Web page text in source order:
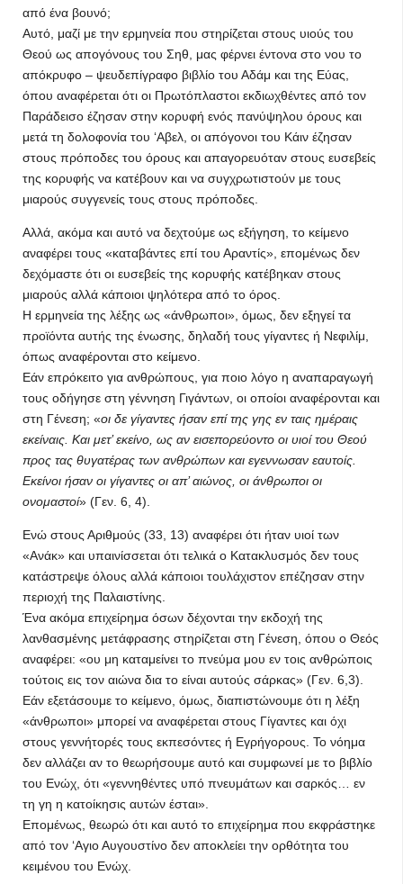
από ένα βουνό;
Αυτό, μαζί με την ερμηνεία που στηρίζεται στους υιούς του
Θεού ως απογόνους του Σηθ, μας φέρνει έντονα στο νου το
απόκρυφο – ψευδεπίγραφο βιβλίο του Αδάμ και της Εύας,
όπου αναφέρεται ότι οι Πρωτόπλαστοι εκδιωχθέντες από τον
Παράδεισο έζησαν στην κορυφή ενός πανύψηλου όρους και
μετά τη δολοφονία του ‘Aβελ, οι απόγονοι του Κάιν έζησαν
στους πρόποδες του όρους και απαγορευόταν στους ευσεβείς
της κορυφής να κατέβουν και να συγχρωτιστούν με τους
μιαρούς συγγενείς τους στους πρόποδες.
Αλλά, ακόμα και αυτό να δεχτούμε ως εξήγηση, το κείμενο
αναφέρει τους «καταβάντες επί του Αραντίς», επομένως δεν
δεχόμαστε ότι οι ευσεβείς της κορυφής κατέβηκαν στους
μιαρούς αλλά κάποιοι ψηλότερα από το όρος.
Η ερμηνεία της λέξης ως «άνθρωποι», όμως, δεν εξηγεί τα
προϊόντα αυτής της ένωσης, δηλαδή τους γίγαντες ή Νεφιλίμ,
όπως αναφέρονται στο κείμενο.
Εάν επρόκειτο για ανθρώπους, για ποιο λόγο η αναπαραγωγή
τους οδήγησε στη γέννηση Γιγάντων, οι οποίοι αναφέρονται και
στη Γένεση; «οι δε γίγαντες ήσαν επί της γης εν ταις ημέραις
εκείναις. Και μετ’ εκείνο, ως αν εισεπορεύοντο οι υιοί του Θεού
προς τας θυγατέρας των ανθρώπων και εγεννωσαν εαυτοίς.
Εκείνοι ήσαν οι γίγαντες οι απ’ αιώνος, οι άνθρωποι οι
ονομαστοί» (Γεν. 6, 4).
Ενώ στους Αριθμούς (33, 13) αναφέρει ότι ήταν υιοί των
«Ανάκ» και υπαινίσσεται ότι τελικά ο Κατακλυσμός δεν τους
κατάστρεψε όλους αλλά κάποιοι τουλάχιστον επέζησαν στην
περιοχή της Παλαιστίνης.
Ένα ακόμα επιχείρημα όσων δέχονται την εκδοχή της
λανθασμένης μετάφρασης στηρίζεται στη Γένεση, όπου ο Θεός
αναφέρει: «ου μη καταμείνει το πνεύμα μου εν τοις ανθρώποις
τούτοις εις τον αιώνα δια το είναι αυτούς σάρκας» (Γεν. 6,3).
Εάν εξετάσουμε το κείμενο, όμως, διαπιστώνουμε ότι η λέξη
«άνθρωποι» μπορεί να αναφέρεται στους Γίγαντες και όχι
στους γεννήτορές τους εκπεσόντες ή Εγρήγορους. Το νόημα
δεν αλλάζει αν το θεωρήσουμε αυτό και συμφωνεί με το βιβλίο
του Ενώχ, ότι «γεννηθέντες υπό πνευμάτων και σαρκός… εν
τη γη η κατοίκησις αυτών έσται».
Επομένως, θεωρώ ότι και αυτό το επιχείρημα που εκφράστηκε
από τον ‘Aγιο Αυγουστίνο δεν αποκλείει την ορθότητα του
κειμένου του Ενώχ.